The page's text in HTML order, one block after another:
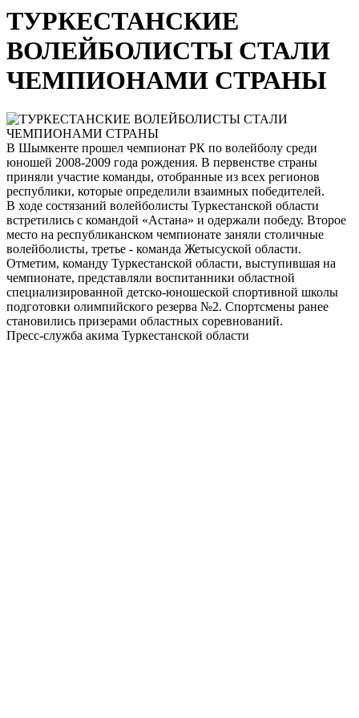
ТУРКЕСТАНСКИЕ
ВОЛЕЙБОЛИСТЫ СТАЛИ
ЧЕМПИОНАМИ СТРАНЫ
В Шымкенте прошел чемпионат РК по волейболу среди
юношей 2008-2009 года рождения. В первенстве страны
приняли участие команды, отобранные из всех регионов
республики, которые определили взаимных победителей.
В ходе состязаний волейболисты Туркестанской области
встретились с командой «Астана» и одержали победу. Второе
место на республиканском чемпионате заняли столичные
волейболисты, третье - команда Жетысуской области.
Отметим, команду Туркестанской области, выступившая на
чемпионате, представляли воспитанники областной
специализированной детско-юношеской спортивной школы
подготовки олимпийского резерва №2. Спортсмены ранее
становились призерами областных соревнований.
Пресс-служба акима Туркестанской области